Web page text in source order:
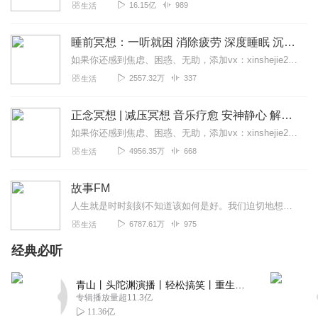
生活 16.15亿 989
睡前冥想：一听就困 消除疲劳 深度睡眠 沉浸体验
如果你还感到焦虑、困惑、无助，添加vx：xinshejie2018、vx公众号：宣萱心伴，与主播宣萱开启心灵交流之旅，共建温暖的精神家园！如果你喜欢我的内容，请...
生活 2557.32万 337
正念冥想 | 减压冥想 音乐疗愈 安神静心 解郁降噪
如果你还感到焦虑、困惑、无助，添加vx：xinshejie2018、vx公众号：宣萱心伴，与主播宣萱开启心灵交流之旅，共建温暖的精神家园！如果你喜欢我的内容，请...
生活 4956.35万 668
故事FM
人生就是时时刻刻不知道该如何是好。我们迫切地想知道怎么解决问题，也同样挣扎着寻求理解和安慰。这样的你，并不孤独。重获新生的抑郁症病人；用一辈子摆脱原生家庭阴影的...
生活 6787.61万 975
经典必听
专辑播放量超11.3亿
11.36亿